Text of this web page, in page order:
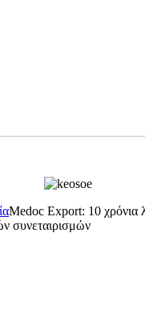
Medoc Export: 10 χρόνια
συνεταιρισμών